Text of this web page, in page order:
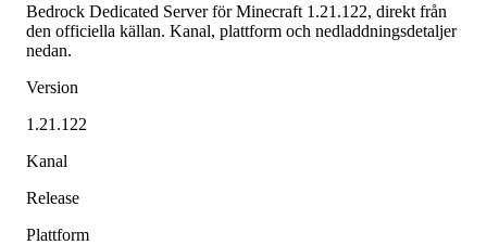
Bedrock Dedicated Server för Minecraft 1.21.122, direkt från
den officiella källan. Kanal, plattform och nedladdningsdetaljer
nedan.
Version
1.21.122
Kanal
Release
Plattform